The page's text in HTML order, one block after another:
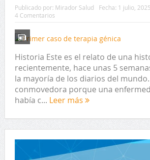
Publicado por: Mirador Salud Fecha: 1 julio, 2025
4 Comentarios
Historia Este es el relato de una
recientemente, hace unas 5
la mayoría de los diarios del
conmovedora porque una
había c... Leer más